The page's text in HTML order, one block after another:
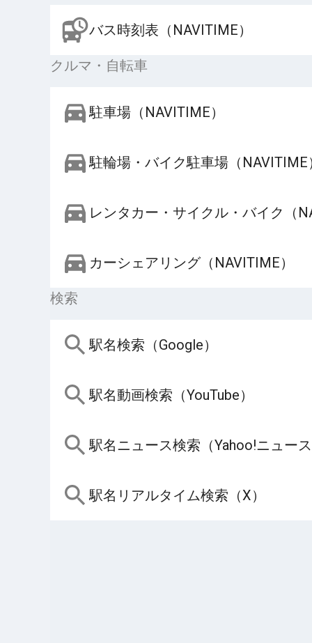
バス時刻表（NAVITIME）
クルマ・自転車
駐車場（NAVITIME）
駐輪場・バイク駐車場（NAVITIME
レンタカー・サイクル・バイク（
カーシェアリング（NAVITIME）
検索
駅名検索（Google）
駅名動画検索（YouTube）
駅名ニュース検索（Yahoo!ニュー
駅名リアルタイム検索（X）